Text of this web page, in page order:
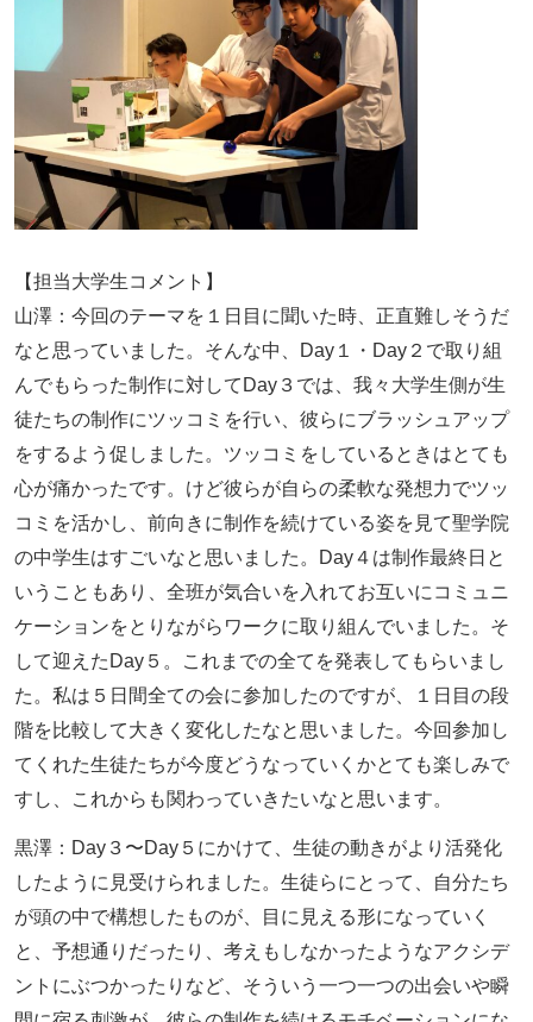
【担当大学生コメント】
山澤：今回のテーマを１日目に聞いた時、正直難しそうだ
なと思っていました。そんな中、Day１・Day２で取り組
んでもらった制作に対してDay３では、我々大学生側が生
徒たちの制作にツッコミを行い、彼らにブラッシュアップ
をするよう促しました。ツッコミをしているときはとても
心が痛かったです。けど彼らが自らの柔軟な発想力でツッ
コミを活かし、前向きに制作を続けている姿を見て聖学院
の中学生はすごいなと思いました。Day４は制作最終日と
いうこともあり、全班が気合いを入れてお互いにコミュニ
ケーションをとりながらワークに取り組んでいました。そ
して迎えたDay５。これまでの全てを発表してもらいまし
た。私は５日間全ての会に参加したのですが、１日目の段
階を比較して大きく変化したなと思いました。今回参加し
てくれた生徒たちが今度どうなっていくかとても楽しみで
すし、これからも関わっていきたいなと思います。
黒澤：Day３〜Day５にかけて、生徒の動きがより活発化
したように見受けられました。生徒らにとって、自分たち
が頭の中で構想したものが、目に見える形になっていく
と、予想通りだったり、考えもしなかったようなアクシデ
ントにぶつかったりなど、そういう一つ一つの出会いや瞬